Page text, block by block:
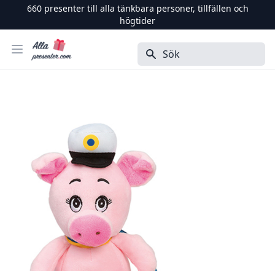
660presenter till alla tänkbara personer, tillfällen och
högtider
Öppna menyn
Alla Presenter Sök